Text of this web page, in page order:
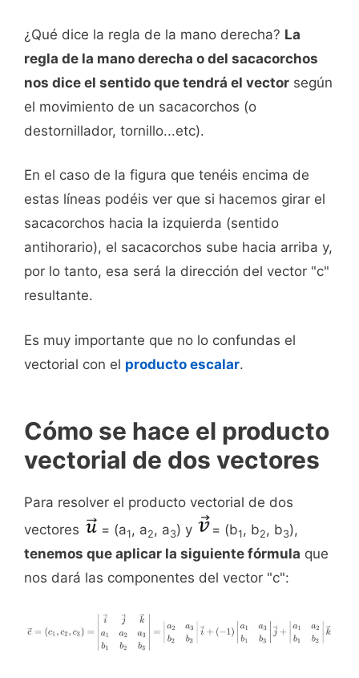
¿Qué dice la regla de la mano derecha? La
regla de la mano derecha o del sacacorchos
nos dice el sentido que tendrá el vector según
el movimiento de un sacacorchos (o
destornillador, tornillo...etc).
En el caso de la figura que tenéis encima de
estas líneas podéis ver que si hacemos girar el
sacacorchos hacia la izquierda (sentido
antihorario), el sacacorchos sube hacia arriba y,
por lo tanto, esa será la dirección del vector "c"
resultante.
Es muy importante que no lo confundas el
vectorial con el producto escalar.
Cómo se hace el producto
vectorial de dos vectores
Para resolver el producto vectorial de dos
vectores
= (a1, a2, a3) y = (b1, b2, b3),
tenemos que aplicar la siguiente fórmula que
nos dará las componentes del vector "c":